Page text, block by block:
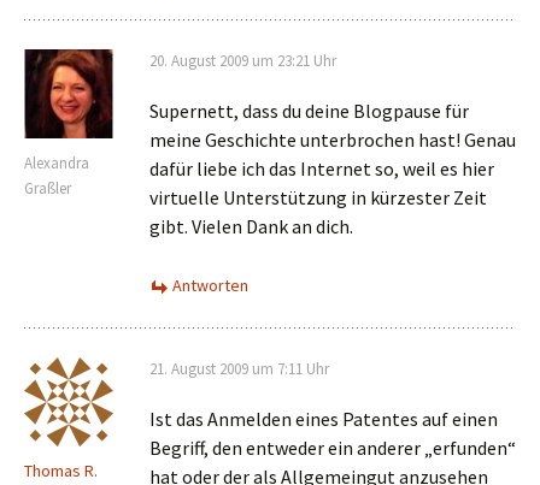
Alexandra
Graßler
20. August 2009 um 23:21 Uhr
Supernett, dass du deine Blogpause für
meine Geschichte unterbrochen hast! Genau
dafür liebe ich das Internet so, weil es hier
virtuelle Unterstützung in kürzester Zeit
gibt. Vielen Dank an dich.
Antworten
Thomas R.
21. August 2009 um 7:11 Uhr
Ist das Anmelden eines Patentes auf einen
Begriff, den entweder ein anderer „erfunden“
hat oder der als Allgemeingut anzusehen